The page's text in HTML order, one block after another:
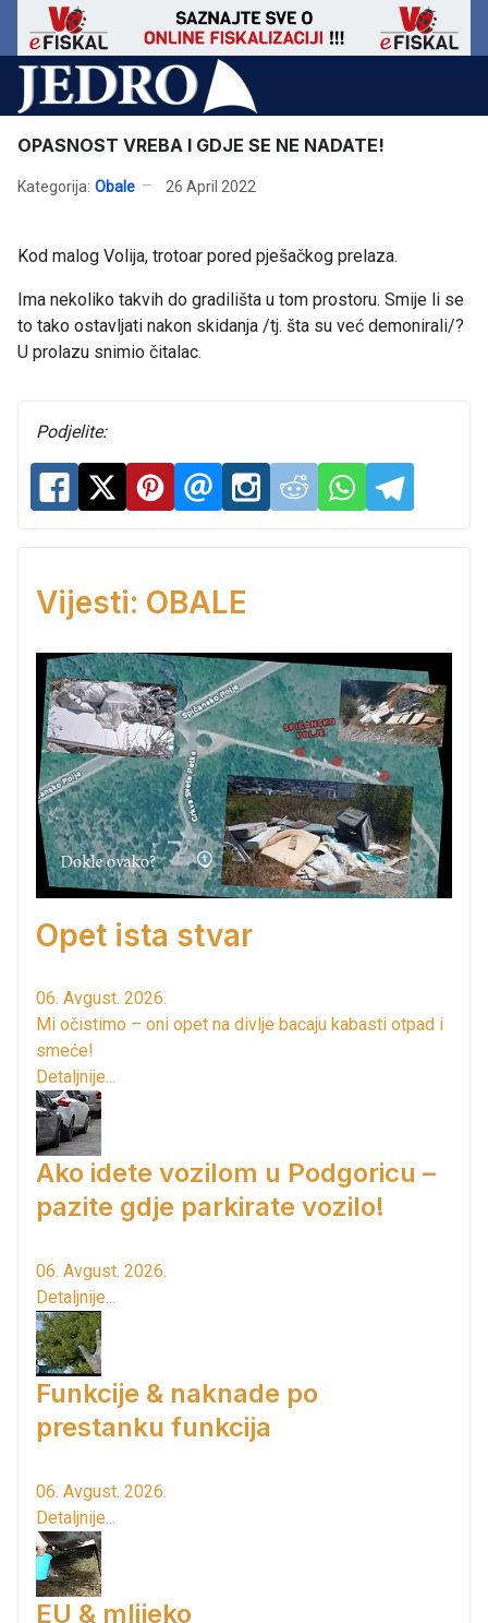
OPASNOST VREBA I GDJE SE NE NADATE!
Kategorija: Obale 26 April 2022
Kod malog Volija, trotoar pored pješačkog prelaza.
Ima nekoliko takvih do gradilišta u tom prostoru. Smije li se
to tako ostavljati nakon skidanja /tj. šta su već demonirali/?
U prolazu snimio čitalac.
Podjelite:
Vijesti: OBALE
Opet ista stvar
06. Avgust. 2026.
Mi očistimo – oni opet na divlje bacaju kabasti otpad i
smeće!
Detaljnije...
Ako idete vozilom u Podgoricu –
pazite gdje parkirate vozilo!
06. Avgust. 2026.
Detaljnije...
Funkcije & naknade po
prestanku funkcija
06. Avgust. 2026.
Detaljnije...
EU & mlijeko